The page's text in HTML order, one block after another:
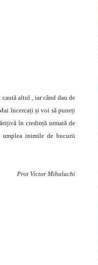
caută altul , iar când dau de
încercați și voi să puneți
în credință urmată de
inimile de bucurii
Prot Victor Mihalachi